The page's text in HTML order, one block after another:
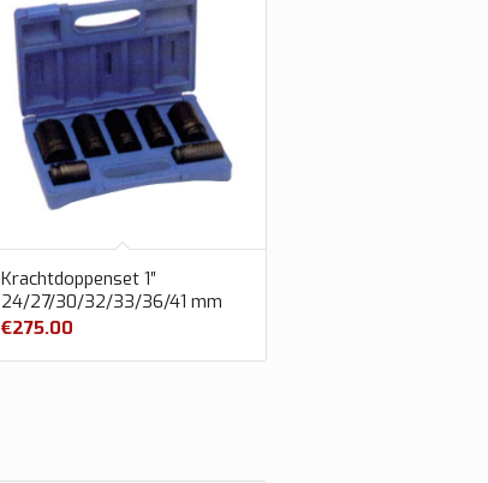
Krachtdoppenset 1″
24/27/30/32/33/36/41 mm
€275.00